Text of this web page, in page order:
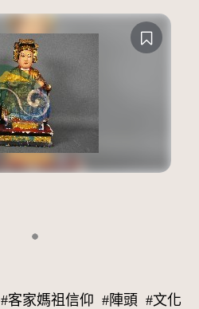
#客家媽祖信仰 #陣頭 #文化